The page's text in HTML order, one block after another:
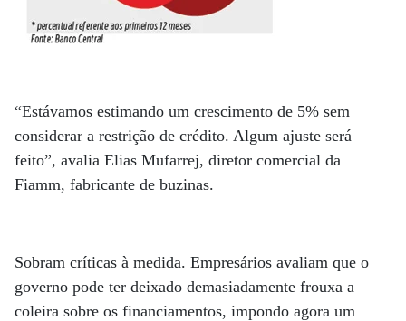
“Estávamos estimando um crescimento de 5% sem
considerar a restrição de crédito. Algum ajuste será
feito”, avalia Elias Mufarrej, diretor comercial da
Fiamm, fabricante de buzinas.
Sobram críticas à medida. Empresários avaliam que o
governo pode ter deixado demasiadamente frouxa a
coleira sobre os financiamentos, impondo agora um